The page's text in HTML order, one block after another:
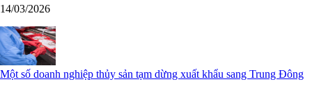
14/03/2026
Một số doanh nghiệp thủy sản tạm dừng xuất khẩu sang Trung Đông